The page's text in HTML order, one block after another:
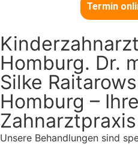
Termin
Homburg. Dr.
Silke
Homburg –
Unsere Behandlungen sind